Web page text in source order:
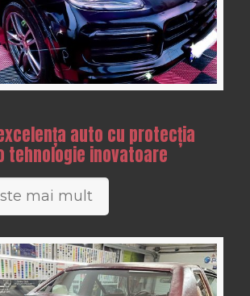
auto cu protecția
tehnologie inovatoare
mai mult